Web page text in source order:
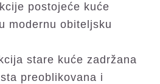
postojeće kuće
modernu obiteljsku
stare kuće zadržana
preoblikovana i